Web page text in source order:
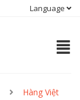
Language
Hàng Việt